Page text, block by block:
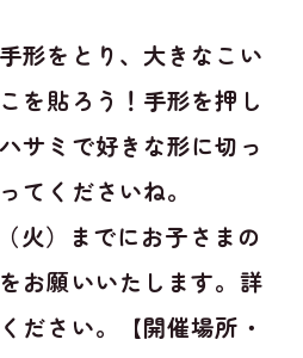
形をとり、大きなこい
を貼ろう！手形を押し
サミで好きな形に切っ
てくださいね。
火）までにお子さまの
お願いいたします。詳
ださい。【開催場所・